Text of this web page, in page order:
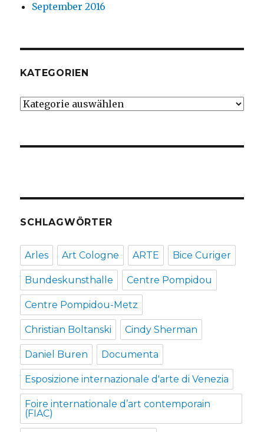
September 2016
KATEGORIEN
Kategorien
SCHLAGWÖRTER
Arles Art Cologne ARTE Bice Curiger
Bundeskunsthalle Centre Pompidou
Centre Pompidou-Metz
Christian Boltanski Cindy Sherman
Daniel Buren Documenta
Esposizione internazionale d'arte di Venezia
Foire internationale d’art contemporain
(FIAC)